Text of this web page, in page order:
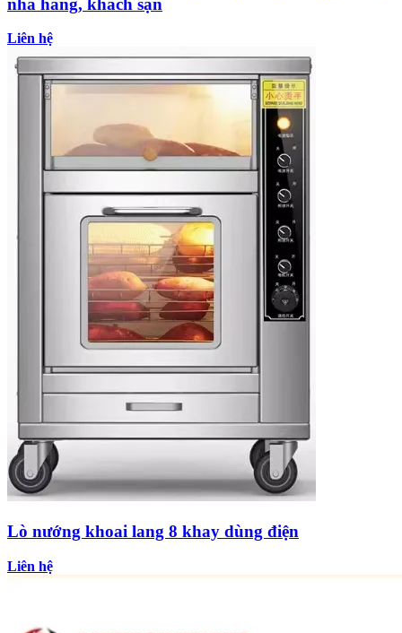
Liên hệ
Lò nướng khoai lang 8 khay dùng điện
Liên hệ